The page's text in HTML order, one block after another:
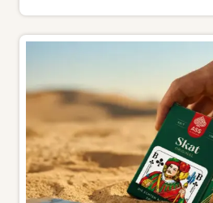
Lächeln und einem dezenten
Hand genommen und zur Seite